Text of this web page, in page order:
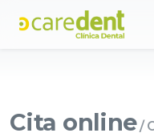
Cita online/